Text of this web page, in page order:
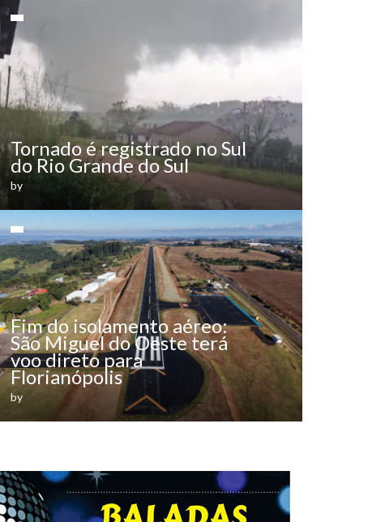
Tornado é registrado no Sul
do Rio Grande do Sul
by
Fim do isolamento aéreo:
São Miguel do Oeste terá
voo direto para
Florianópolis
by